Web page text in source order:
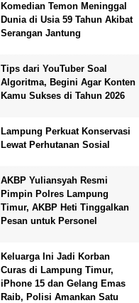
Komedian Temon Meninggal
Dunia di Usia 59 Tahun Akibat
Serangan Jantung
Tips dari YouTuber Soal
Algoritma, Begini Agar Konten
Kamu Sukses di Tahun 2026
Lampung Perkuat Konservasi
Lewat Perhutanan Sosial
AKBP Yuliansyah Resmi
Pimpin Polres Lampung
Timur, AKBP Heti Tinggalkan
Pesan untuk Personel
Keluarga Ini Jadi Korban
Curas di Lampung Timur,
iPhone 15 dan Gelang Emas
Raib, Polisi Amankan Satu